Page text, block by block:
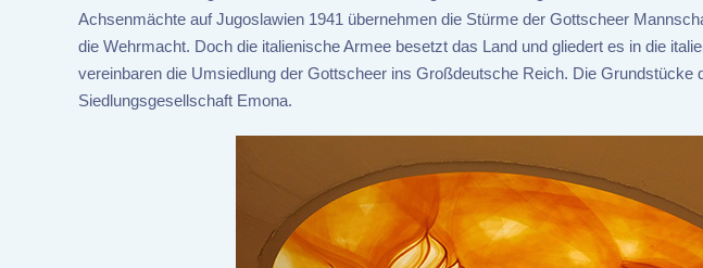
Achsenmächte auf Jugoslawien 1941 übernehmen die Stürme der Gottscheer
die Wehrmacht. Doch die italienische Armee besetzt das Land und gliedert es in die
vereinbaren die Umsiedlung der Gottscheer ins Großdeutsche Reich. Die Grundstücke
Siedlungsgesellschaft Emona.